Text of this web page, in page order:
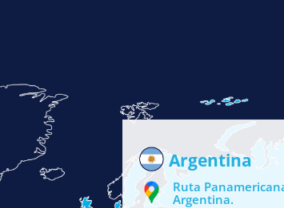
Argentina
Ruta
Argentina.